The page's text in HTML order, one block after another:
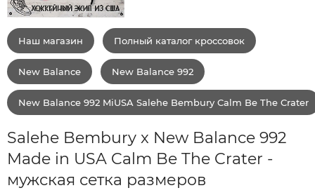
Наш магазин Полный каталог кроссовок
New Balance New Balance 992
New Balance 992 MiUSA Salehe Bembury Calm Be The Crater
Salehe Bembury x New Balance 992
Made in USA Calm Be The Crater -
мужская сетка размеров